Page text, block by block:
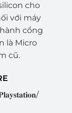
cho
với máy
cổng
là Micro
cũ.